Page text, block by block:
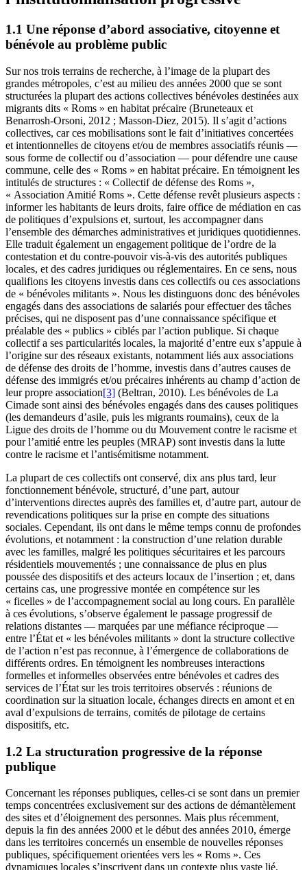
1.1 Une réponse d’abord associative, citoyenne et
bénévole au problème public
Sur nos trois terrains de recherche, à l’image de la plupart des
grandes métropoles, c’est au milieu des années 2000 que se sont
structurées la plupart des actions collectives bénévoles destinées aux
migrants dits « Roms » en habitat précaire (Bruneteaux et
Benarrosh-Orsoni, 2012 ; Masson-Diez, 2015). Il s’agit d’actions
collectives, car ces mobilisations sont le fait d’initiatives concertées
et intentionnelles de citoyens et/ou de membres associatifs réunis —
sous forme de collectif ou d’association — pour défendre une cause
commune, celle des « Roms » en habitat précaire. En témoignent les
intitulés de structures : « Collectif de défense des Roms »,
« Association Amitié Roms ». Cette défense revêt plusieurs aspects :
informer les habitants de leurs droits, faire office de médiation en cas
de politiques d’expulsions et, surtout, les accompagner dans
l’ensemble des démarches administratives et juridiques quotidiennes.
Elle traduit également un engagement politique de l’ordre de la
contestation et du contre-pouvoir vis-à-vis des autorités publiques
locales, et des cadres juridiques ou réglementaires. En ce sens, nous
qualifions les citoyens investis dans ces collectifs ou ces associations
de « bénévoles militants ». Nous les distinguons donc des bénévoles
engagés dans des associations de salariés pour effectuer des tâches
précises, qui ne disposent pas d’une connaissance spécifique et
préalable des « publics » ciblés par l’action publique. Si chaque
collectif a ses particularités locales, la majorité d’entre eux s’appuie à
l’origine sur des réseaux existants, notamment liés aux associations
de défense des droits de l’homme, investis dans d’autres causes de
défense des immigrés et/ou précaires inhérents au champ d’action de
leur propre association[3] (Beltran, 2010). Les bénévoles de La
Cimade sont ainsi des bénévoles engagés dans des causes politiques
(les demandeurs d’asile, puis les migrants roumains), ceux de la
Ligue des droits de l’homme ou du Mouvement contre le racisme et
pour l’amitié entre les peuples (MRAP) sont investis dans la lutte
contre le racisme et l’antisémitisme notamment.
La plupart de ces collectifs ont conservé, dix ans plus tard, leur
fonctionnement bénévole, structuré, d’une part, autour
d’interventions directes auprès des familles et, d’autre part, autour de
revendications politiques sur la prise en compte des situations
sociales. Cependant, ils ont dans le même temps connu de profondes
évolutions, et notamment : la construction d’une relation durable
avec les familles, malgré les politiques sécuritaires et les parcours
résidentiels mouvementés ; une connaissance de plus en plus
poussée des dispositifs et des acteurs locaux de l’insertion ; et, dans
certains cas, une progressive montée en compétence sur les
« ficelles » de l’accompagnement social au long cours. En parallèle
à ces évolutions, s’observe également le passage progressif de
relations distantes — marquées par une méfiance réciproque —
entre l’État et « les bénévoles militants » dont la structure collective
de l’action n’est pas reconnue, à l’émergence de collaborations de
différents ordres. En témoignent les nombreuses interactions
formelles et informelles observées entre bénévoles et cadres des
services de l’État sur les trois territoires observés : réunions de
coordination sur la situation locale, échanges directs en amont et en
aval d’expulsions de terrains, comités de pilotage de certains
dispositifs, etc.
1.2 La structuration progressive de la réponse
publique
Concernant les réponses publiques, celles-ci se sont dans un premier
temps concentrées exclusivement sur des actions de démantèlement
des sites et d’éloignement des personnes. Mais plus récemment,
depuis la fin des années 2000 et le début des années 2010, émerge
dans les territoires concernés un ensemble de nouvelles réponses
publiques, spécifiquement orientées vers les « Roms ». Ces
dynamiques locales s’inscrivent dans un contexte plus vaste lié,